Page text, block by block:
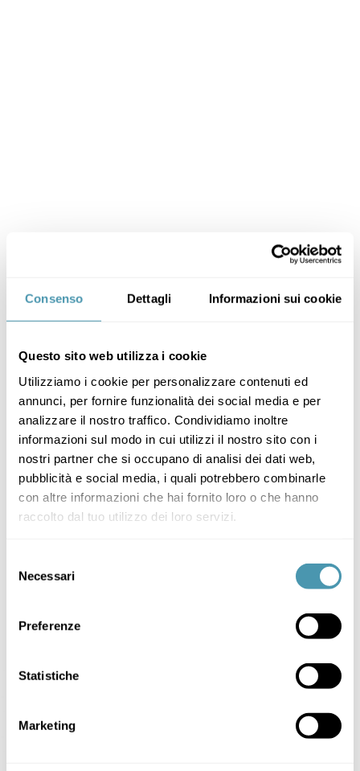
Consenso Dettagli Informazioni sui cookie
Questo sito web utilizza i cookie
Utilizziamo i cookie per personalizzare contenuti ed
annunci, per fornire funzionalità dei social media e per
analizzare il nostro traffico. Condividiamo inoltre
informazioni sul modo in cui utilizzi il nostro sito con i
nostri partner che si occupano di analisi dei dati web,
pubblicità e social media, i quali potrebbero combinarle
con altre informazioni che hai fornito loro o che hanno
raccolto dal tuo utilizzo dei loro servizi.
delNecessari
Preferenze
Statistiche
Marketing